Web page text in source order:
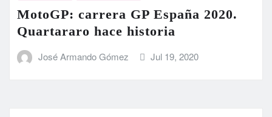
MotoGP: carrera GP España 2020.
Quartararo hace historia
José Armando Gómez Jul 19, 2020